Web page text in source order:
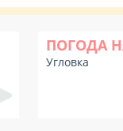
ПОГОДА
Угловка